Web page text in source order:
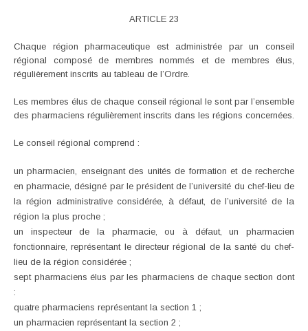
ARTICLE 23
Chaque région pharmaceutique est administrée par un conseil
régional composé de membres nommés et de membres élus,
régulièrement inscrits au tableau de l’Ordre.
Les membres élus de chaque conseil régional le sont par l’ensemble
des pharmaciens régulièrement inscrits dans les régions concernées.
Le conseil régional comprend :
un pharmacien, enseignant des unités de formation et de recherche
en pharmacie, désigné par le président de l’université du chef-lieu de
la région administrative considérée, à défaut, de l’université de la
région la plus proche ;
un inspecteur de la pharmacie, ou à défaut, un pharmacien
fonctionnaire, représentant le directeur régional de la santé du chef-
lieu de la région considérée ;
sept pharmaciens élus par les pharmaciens de chaque section dont
:
quatre pharmaciens représentant la section 1 ;
un pharmacien représentant la section 2 ;